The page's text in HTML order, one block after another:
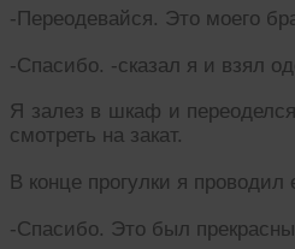
-Переодевайся. Это моего
-Спасибо. -сказал я и взял
Я залез в шкаф и
смотреть на закат.
В конце прогулки я
-Спасибо. Это был